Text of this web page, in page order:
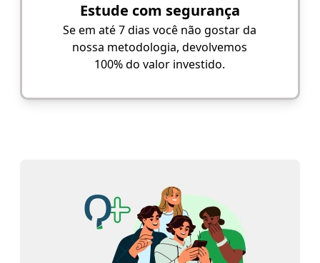
Estude com segurança
Se em até 7 dias você não gostar da
nossa metodologia, devolvemos
100% do valor investido.